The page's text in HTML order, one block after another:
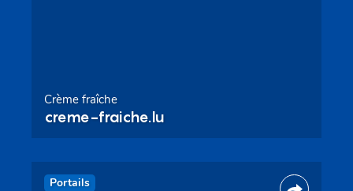
Crème fraîche
creme-fraiche.lu
Portails